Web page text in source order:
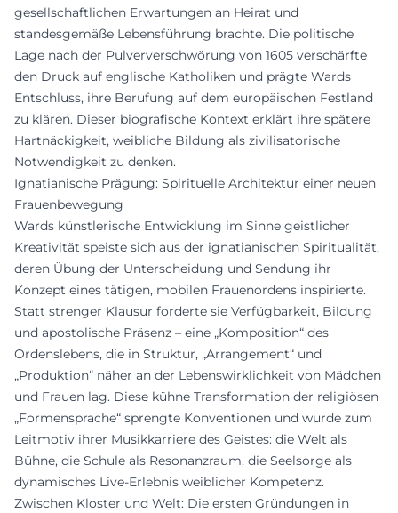
gesellschaftlichen Erwartungen an Heirat und
standesgemäße Lebensführung brachte. Die politische
Lage nach der Pulververschwörung von 1605 verschärfte
den Druck auf englische Katholiken und prägte Wards
Entschluss, ihre Berufung auf dem europäischen Festland
zu klären. Dieser biografische Kontext erklärt ihre spätere
Hartnäckigkeit, weibliche Bildung als zivilisatorische
Notwendigkeit zu denken.
Ignatianische Prägung: Spirituelle Architektur einer neuen
Frauenbewegung
Wards künstlerische Entwicklung im Sinne geistlicher
Kreativität speiste sich aus der ignatianischen Spiritualität,
deren Übung der Unterscheidung und Sendung ihr
Konzept eines tätigen, mobilen Frauenordens inspirierte.
Statt strenger Klausur forderte sie Verfügbarkeit, Bildung
und apostolische Präsenz – eine „Komposition“ des
Ordenslebens, die in Struktur, „Arrangement“ und
„Produktion“ näher an der Lebenswirklichkeit von Mädchen
und Frauen lag. Diese kühne Transformation der religiösen
„Formensprache“ sprengte Konventionen und wurde zum
Leitmotiv ihrer Musikkarriere des Geistes: die Welt als
Bühne, die Schule als Resonanzraum, die Seelsorge als
dynamisches Live-Erlebnis weiblicher Kompetenz.
Zwischen Kloster und Welt: Die ersten Gründungen in